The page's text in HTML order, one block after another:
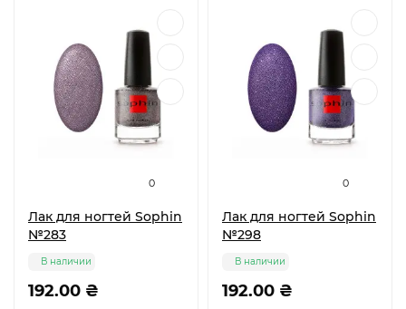
0
Лак для ногтей Sophin
№283
192.00 ₴
В наличии
0
Лак для ногтей Sophin
№298
192.00 ₴
В наличии